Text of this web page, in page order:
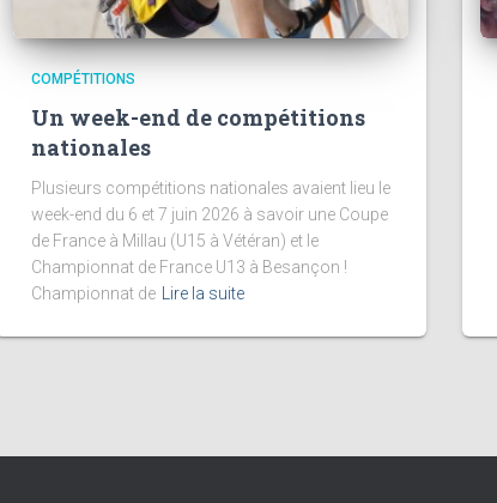
COMPÉTITIONS
Un week-end de compétitions
nationales
Plusieurs compétitions nationales avaient lieu le
week-end du 6 et 7 juin 2026 à savoir une Coupe
de France à Millau (U15 à Vétéran) et le
Championnat de France U13 à Besançon !
Championnat de Lire la suite